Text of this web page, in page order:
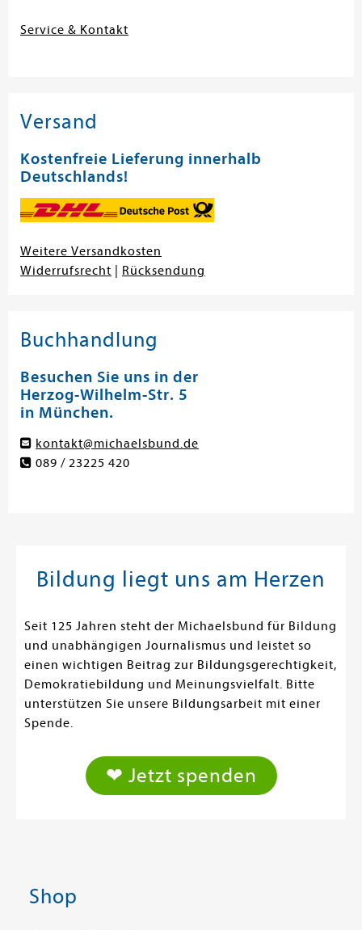
Service & Kontakt
Versand
Kostenfreie Lieferung innerhalb
Deutschlands!
Weitere Versandkosten
Widerrufsrecht
Rücksendung
Buchhandlung
Besuchen Sie uns in der
Herzog-Wilhelm-Str. 5
in München.
kontakt@michaelsbund.de
089 / 23225 420
Bildung liegt uns am Herzen
Seit 125 Jahren steht der Michaelsbund für Bildung
und unabhängigen Journalismus und leistet so
einen wichtigen Beitrag zur Bildungsgerechtigkeit,
Demokratiebildung und Meinungsvielfalt. Bitte
unterstützen Sie unsere Bildungsarbeit mit einer
Spende.
❤ Jetzt spenden
Shop